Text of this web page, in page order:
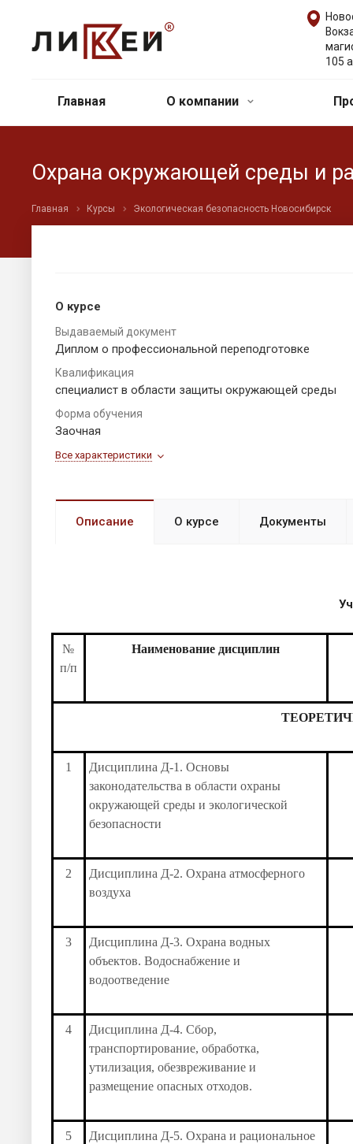
105 а
Главная О компании
Охрана окружающей среды и
Главная Курсы Экологическая безопасность Новосибирск
О курсе
Выдаваемый документ
Диплом о профессиональной переподготовке
Квалификация
специалист в области защиты окружающей среды
Форма обучения
Заочная
Все характеристики
Описание О курсе Документы
Учебный
№
п/п
Наименование дисциплин
1
Дисциплина Д-1. Основы
законодательства в области охраны
окружающей среды и экологической
безопасности
2
Дисциплина Д-2. Охрана атмосферного
воздуха
3
Дисциплина Д-3. Охрана водных
объектов. Водоснабжение и
водоотведение
4
Дисциплина Д-4. Сбор,
транспортирование, обработка,
утилизация, обезвреживание и
размещение опасных отходов.
5
Дисциплина Д-5. Охрана и рациональное